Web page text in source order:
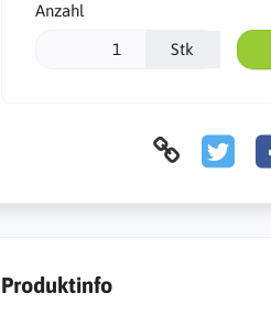
Anzahl
Stk
Produktinfo